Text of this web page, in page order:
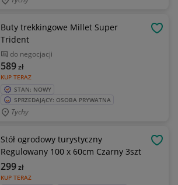
Buty trekkingowe Millet Super
Trident
do negocjacji
KUP TERAZ
589zł
STAN: NOWY
SPRZEDAJĄCY: OSOBA PRYWATNA
Tychy
Stół ogrodowy turystyczny
Regulowany 100 x 60cm Czarny 3szt
KUP TERAZ
299zł